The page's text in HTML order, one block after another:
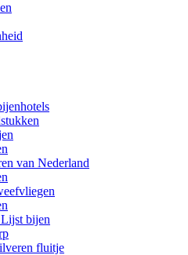
van Nederland
bijen
fluitje